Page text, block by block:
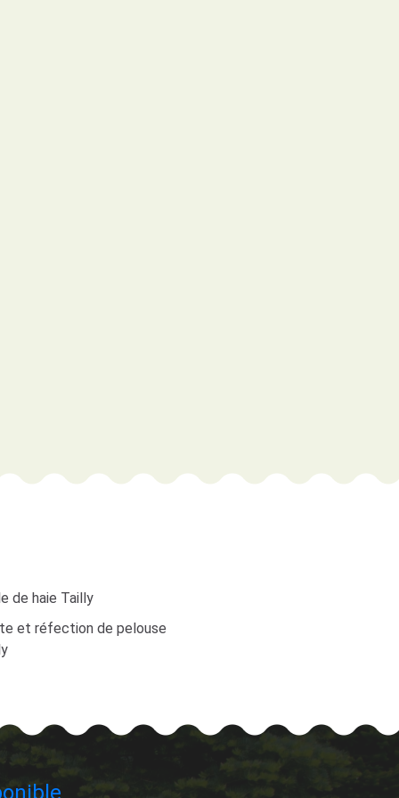
de haie Tailly
et réfection de pelouse